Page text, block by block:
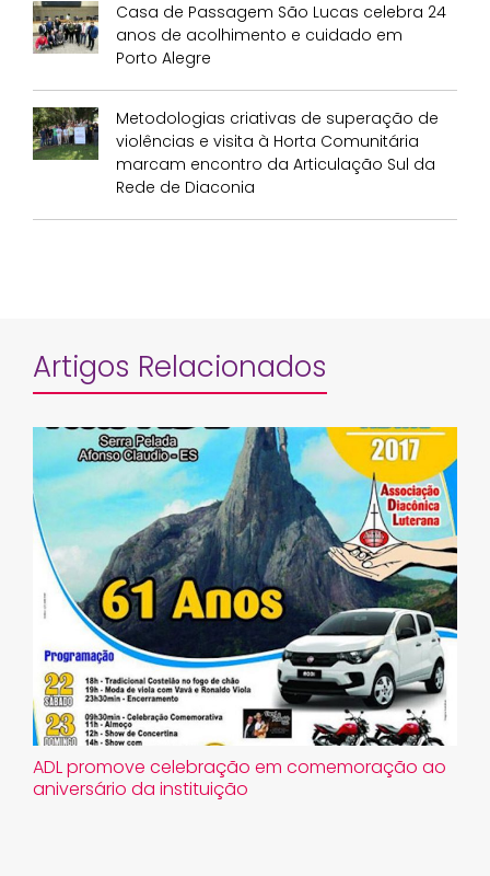
Casa de Passagem São Lucas celebra 24
anos de acolhimento e cuidado em
Porto Alegre
Metodologias criativas de superação de
violências e visita à Horta Comunitária
marcam encontro da Articulação Sul da
Rede de Diaconia
Artigos Relacionados
ADL promove celebração em comemoração ao
aniversário da instituição